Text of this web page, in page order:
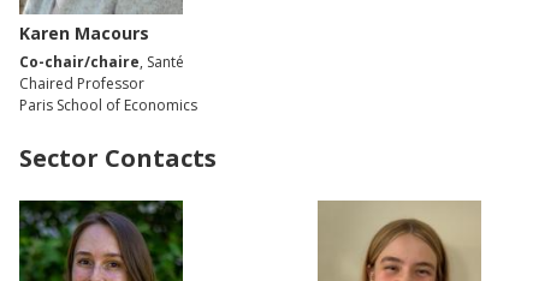
Karen Macours
Co-chair/chaire, Santé
Chaired Professor
Paris School of Economics
Sector Contacts